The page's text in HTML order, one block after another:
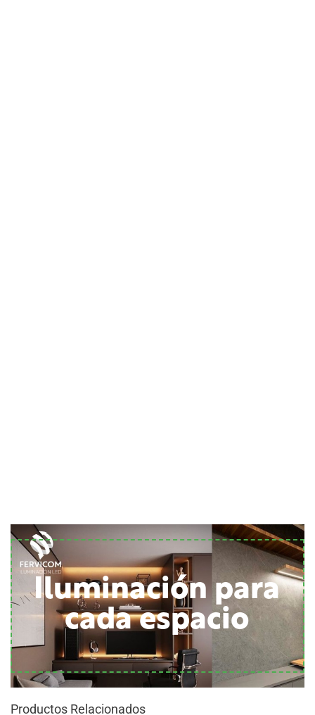
Iluminación para
cada espacio
Productos Relacionados